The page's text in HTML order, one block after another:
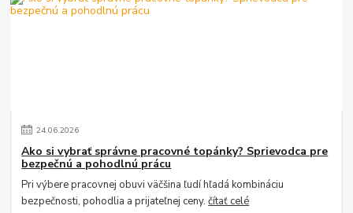
24.06.2026
Ako si vybrať správne pracovné topánky? Sprievodca pre
bezpečnú a pohodlnú prácu
Pri výbere pracovnej obuvi väčšina ľudí hľadá kombináciu
bezpečnosti, pohodlia a prijateľnej ceny.čítať celé